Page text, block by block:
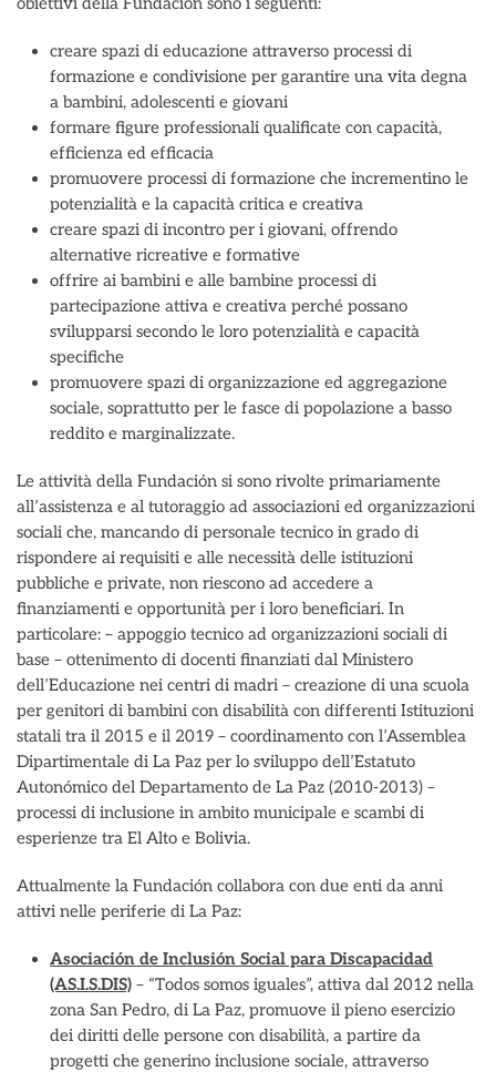
creare spazi di educazione attraverso processi di
formazione e condivisione per garantire una vita degna
a bambini, adolescenti e giovani
formare figure professionali qualificate con capacità,
efficienza ed efficacia
promuovere processi di formazione che incrementino le
potenzialità e la capacità critica e creativa
creare spazi di incontro per i giovani, offrendo
alternative ricreative e formative
offrire ai bambini e alle bambine processi di
partecipazione attiva e creativa perché possano
svilupparsi secondo le loro potenzialità e capacità
specifiche
promuovere spazi di organizzazione ed aggregazione
sociale, soprattutto per le fasce di popolazione a basso
reddito e marginalizzate.
Le attività della Fundación si sono rivolte primariamente
all’assistenza e al tutoraggio ad associazioni ed organizzazioni
sociali che, mancando di personale tecnico in grado di
rispondere ai requisiti e alle necessità delle istituzioni
pubbliche e private, non riescono ad accedere a
finanziamenti e opportunità per i loro beneficiari. In
particolare: – appoggio tecnico ad organizzazioni sociali di
base – ottenimento di docenti finanziati dal Ministero
dell’Educazione nei centri di madri – creazione di una scuola
per genitori di bambini con disabilità con differenti Istituzioni
statali tra il 2015 e il 2019 – coordinamento con l’Assemblea
Dipartimentale di La Paz per lo sviluppo dell’Estatuto
Autonómico del Departamento de La Paz (2010-2013) –
processi di inclusione in ambito municipale e scambi di
esperienze tra El Alto e Bolivia.
Attualmente la Fundación collabora con due enti da anni
attivi nelle periferie di La Paz:
Asociación de Inclusión Social para Discapacidad
(AS.I.S.DIS) – “Todos somos iguales”, attiva dal 2012 nella
zona San Pedro, di La Paz, promuove il pieno esercizio
dei diritti delle persone con disabilità, a partire da
progetti che generino inclusione sociale, attraverso